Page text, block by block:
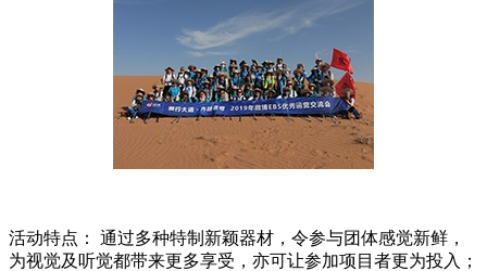
活动特点： 通过多种特制新颖器材，令参与团体感觉新鲜，
为视觉及听觉都带来更多享受，亦可让参加项目者更为投入；